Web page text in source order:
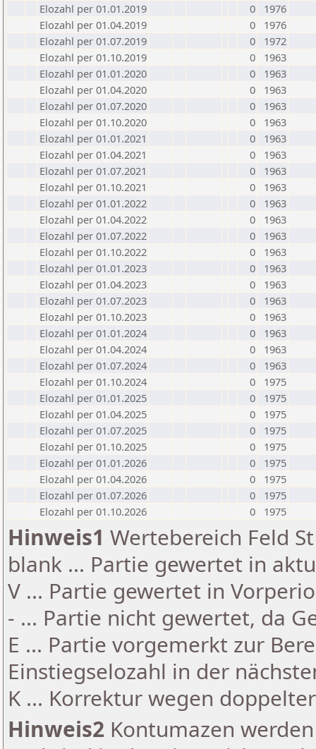
Elozahl per 01.01.2019
0
1976
Elozahl per 01.04.2019
0
1976
Elozahl per 01.07.2019
0
1972
Elozahl per 01.10.2019
0
1963
Elozahl per 01.01.2020
0
1963
Elozahl per 01.04.2020
0
1963
Elozahl per 01.07.2020
0
1963
Elozahl per 01.10.2020
0
1963
Elozahl per 01.01.2021
0
1963
Elozahl per 01.04.2021
0
1963
Elozahl per 01.07.2021
0
1963
Elozahl per 01.10.2021
0
1963
Elozahl per 01.01.2022
0
1963
Elozahl per 01.04.2022
0
1963
Elozahl per 01.07.2022
0
1963
Elozahl per 01.10.2022
0
1963
Elozahl per 01.01.2023
0
1963
Elozahl per 01.04.2023
0
1963
Elozahl per 01.07.2023
0
1963
Elozahl per 01.10.2023
0
1963
Elozahl per 01.01.2024
0
1963
Elozahl per 01.04.2024
0
1963
Elozahl per 01.07.2024
0
1963
Elozahl per 01.10.2024
0
1975
Elozahl per 01.01.2025
0
1975
Elozahl per 01.04.2025
0
1975
Elozahl per 01.07.2025
0
1975
Elozahl per 01.10.2025
0
1975
Elozahl per 01.01.2026
0
1975
Elozahl per 01.04.2026
0
1975
Elozahl per 01.07.2026
0
1975
Elozahl per 01.10.2026
0 1975
Hinweis1 Wertebereich Feld
blank ... Partie gewertet in
V ... Partie gewertet in
- ... Partie nicht gewertet, da
E ... Partie vorgemerkt zur
Einstiegselozahl in der
K ... Korrektur wegen
Hinweis2 Kontumazen